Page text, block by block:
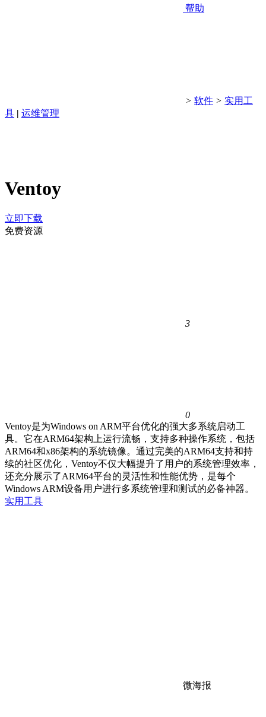
帮助
> 软件 > 实用工
具 | 运维管理
Ventoy
立即下载
免费资源
3
0
Ventoy是为Windows on ARM平台优化的强大多系统启动工
具。它在ARM64架构上运行流畅，支持多种操作系统，包括
ARM64和x86架构的系统镜像。通过完美的ARM64支持和持
续的社区优化，Ventoy不仅大幅提升了用户的系统管理效率，
还充分展示了ARM64平台的灵活性和性能优势，是每个
Windows ARM设备用户进行多系统管理和测试的必备神器。
实用工具
微海报